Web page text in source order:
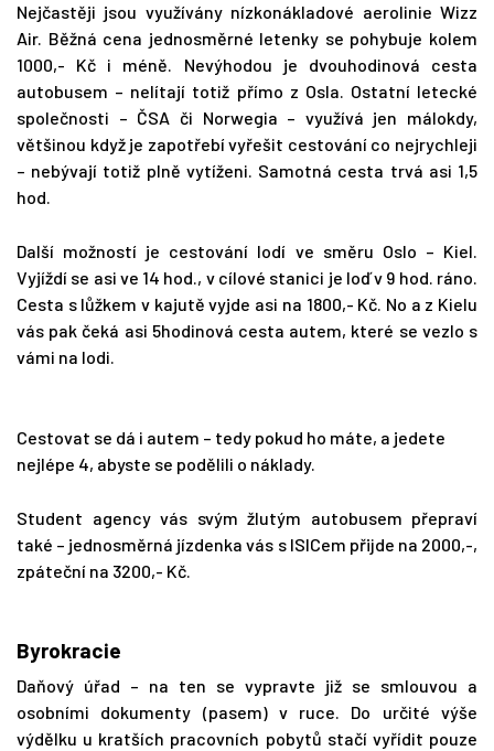
Nejčastěji jsou využívány nízkonákladové aerolinie Wizz
Air. Běžná cena jednosměrné letenky se pohybuje kolem
1000,- Kč i méně. Nevýhodou je dvouhodinová cesta
autobusem – nelítají totiž přímo z Osla. Ostatní letecké
společnosti – ČSA či Norwegia – využívá jen málokdy,
většinou když je zapotřebí vyřešit cestování co nejrychleji
– nebývají totiž plně vytíženi. Samotná cesta trvá asi 1,5
hod.
Další možností je cestování lodí ve směru Oslo – Kiel.
Vyjíždí se asi ve 14 hod., v cílové stanici je loď v 9 hod. ráno.
Cesta s lůžkem v kajutě vyjde asi na 1800,- Kč. No a z Kielu
vás pak čeká asi 5hodinová cesta autem, které se vezlo s
vámi na lodi.
Cestovat se dá i autem – tedy pokud ho máte, a jedete
nejlépe 4, abyste se podělili o náklady.
Student agency vás svým žlutým autobusem přepraví
také – jednosměrná jízdenka vás s ISICem přijde na 2000,-,
zpáteční na 3200,- Kč.
Byrokracie
Daňový úřad – na ten se vypravte již se smlouvou a
osobními dokumenty (pasem) v ruce. Do určité výše
výdělku u kratších pracovních pobytů stačí vyřídit pouze